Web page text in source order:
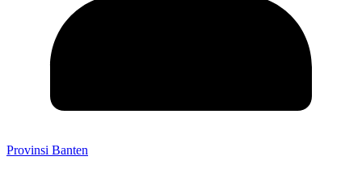
Provinsi Banten